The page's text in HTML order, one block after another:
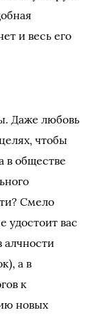
и весь его
Даже любовь
чтобы
в обществе
Смело
удостоит вас
алчности
а в
к
новых